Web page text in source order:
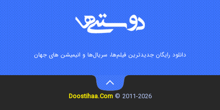
این دریا طغیان خواهد کرد
دانلود رایگان جدیدترین فیلم‌ها، سریال‌ها و انیمیشن های جهان
2011-2026 ©
Doostihaa.Com